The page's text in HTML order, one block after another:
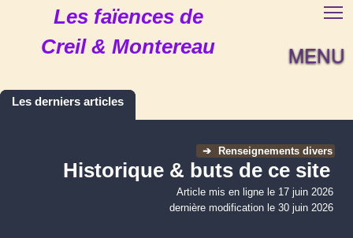
Les faïences de
Creil & Montereau
MENU
Les derniers articles
➔ Renseignements divers
Historique & buts de ce site
Article mis en ligne le 17 juin 2026
dernière modification le 30 juin 2026